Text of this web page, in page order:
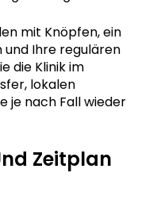
mit Knöpfen, ein
und Ihre regulären
die Klinik im
lokalen
je nach Fall wieder
Zeitplan